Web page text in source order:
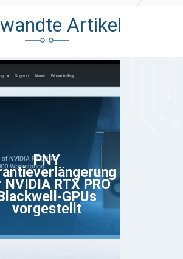
Artikel
PNY
RTX PRO
Blackwell-GPUs
vorgestellt